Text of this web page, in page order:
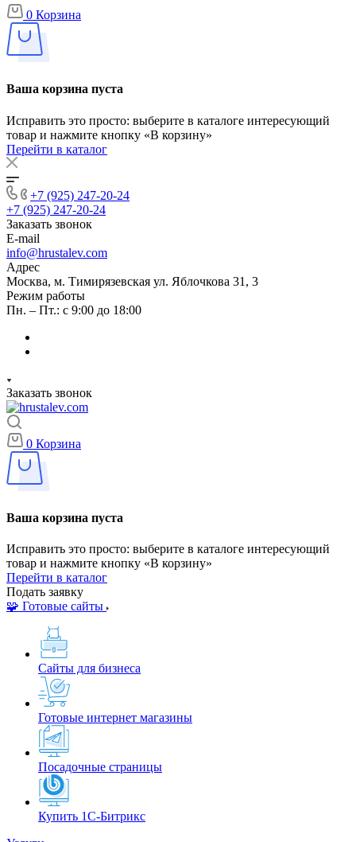
0 Корзина
Ваша корзина пуста
Исправить это просто: выберите в каталоге интересующий
товар и нажмите кнопку «В корзину»
Перейти в каталог
+7 (925) 247-20-24
+7 (925) 247-20-24
Заказать звонок
E-mail
info@hrustalev.com
Адрес
Москва, м. Тимирязевская ул. Яблочкова 31, 3
Режим работы
Пн. – Пт.: с 9:00 до 18:00
Заказать звонок
0 Корзина
Ваша корзина пуста
Исправить это просто: выберите в каталоге интересующий
товар и нажмите кнопку «В корзину»
Перейти в каталог
Подать заявку
🧩 Готовые сайты
Сайты для бизнеса
Готовые интернет магазины
Посадочные страницы
Купить 1С-Битрикс